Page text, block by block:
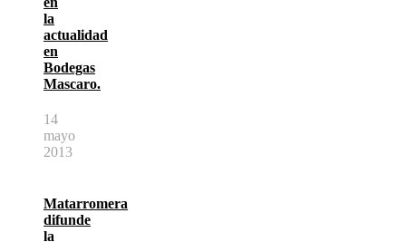
la
actualidad
en
Bodegas
Mascaro.
14
mayo
2013
Matarromera
difunde
la